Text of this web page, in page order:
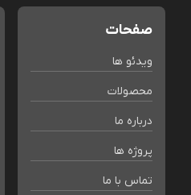
صفحات
ویدئو ها
محصولات
درباره ما
پروژه ها
تماس با ما